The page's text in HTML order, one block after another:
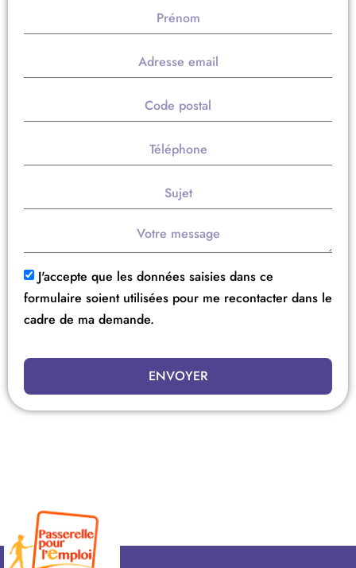
J'accepte que les données saisies dans ce
formulaire soient utilisées pour me recontacter dans le
cadre de ma demande.
ENVOYER